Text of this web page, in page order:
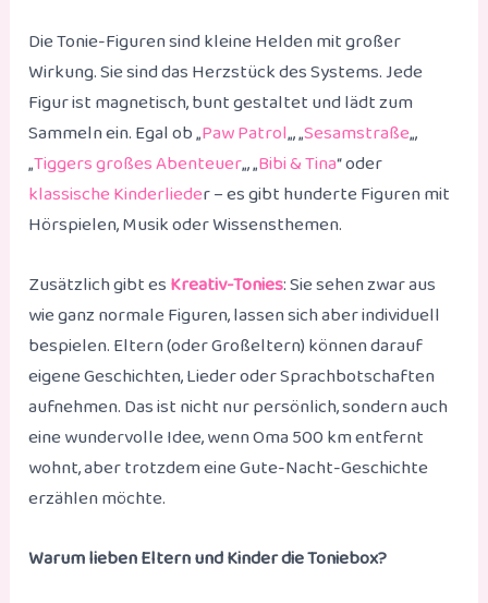
Die Tonie-Figuren sind kleine Helden mit großer
Wirkung. Sie sind das Herzstück des Systems. Jede
Figur ist magnetisch, bunt gestaltet und lädt zum
Sammeln ein. Egal ob „Paw Patrol„, „Sesamstraße„,
„Tiggers großes Abenteuer„, „Bibi & Tina“ oder
klassische Kinderlieder – es gibt hunderte Figuren mit
Hörspielen, Musik oder Wissensthemen.
Zusätzlich gibt esKreativ-Tonies: Sie sehen zwar aus
wie ganz normale Figuren, lassen sich aber individuell
bespielen. Eltern (oder Großeltern) können darauf
eigene Geschichten, Lieder oder Sprachbotschaften
aufnehmen. Das ist nicht nur persönlich, sondern auch
eine wundervolle Idee, wenn Oma 500 km entfernt
wohnt, aber trotzdem eine Gute-Nacht-Geschichte
erzählen möchte.
Warum lieben Eltern und Kinder die Toniebox?